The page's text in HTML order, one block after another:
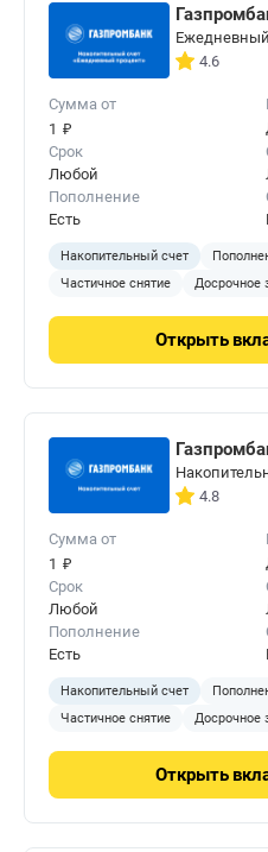
4.6
Сумма от
1 ₽
Срок
Любой
Пополнение
Есть
Накопительный счет
Частичное снятие
Досрочное
Открыть
4.8
Сумма от
1 ₽
Срок
Любой
Пополнение
Есть
Накопительный счет
Частичное снятие
Досрочное
Открыть